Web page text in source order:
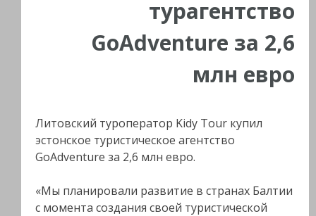
турагентство
GoAdventure за 2,6
млн евро
Литовский туроператор Kidy Tour купил
эстонское туристическое агентство
GoAdventure за 2,6 млн евро.
«Мы планировали развитие в странах Балтии
с момента создания своей туристической